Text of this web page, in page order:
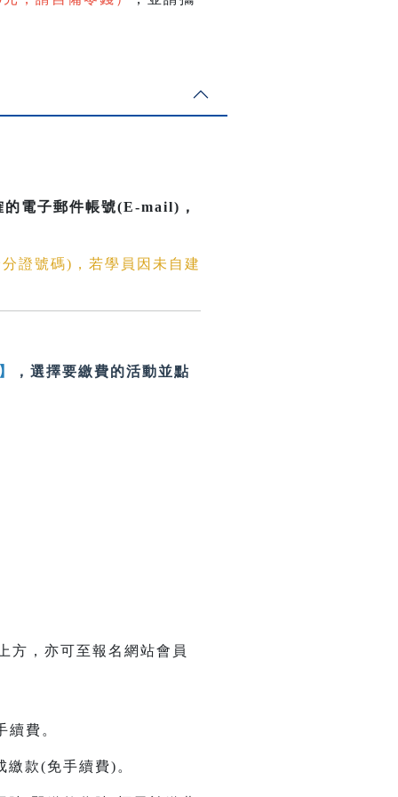
的電子郵件帳號(E-mail) ，
證號碼)，若學員因未自建
，選擇要繳費的活動並點
方，亦可至報名網站會員
費。
款(免手續費)。